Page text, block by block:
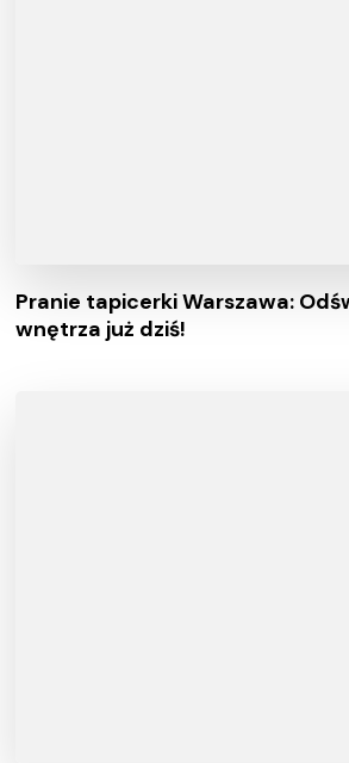
Pranie tapicerki Warszawa:
wnętrza już dziś!